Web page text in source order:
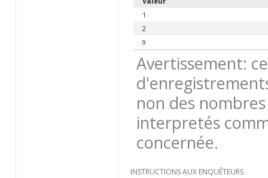
1
2
9
Avertissement:
non des
interpretés
concernée.
INSTRUCTIONS AUX ENQUÊTEURS